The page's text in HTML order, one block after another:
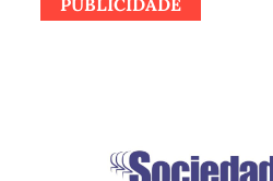
PUBLICIDADE